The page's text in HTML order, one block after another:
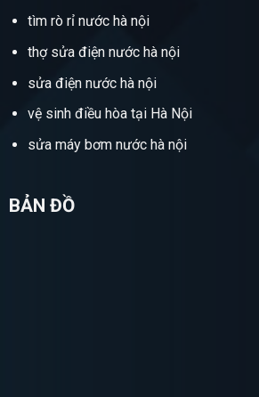
tìm rò rỉ nước hà nội
thợ sửa điện nước hà nội
sửa điện nước hà nội
vệ sinh điều hòa tại Hà Nội
sửa máy bơm nước hà nội
BẢN ĐỒ